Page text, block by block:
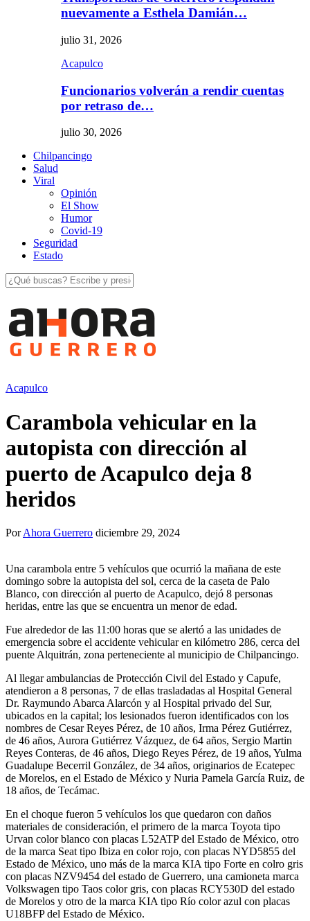
nuevamente a Esthela Damián…
julio 31, 2026
Acapulco
Funcionarios volverán a rendir cuentas
por retraso de…
julio 30, 2026
Chilpancingo
Salud
Viral
Opinión
El Show
Humor
Covid-19
Seguridad
Estado
Acapulco
Carambola vehicular en la
autopista con dirección al
puerto de Acapulco deja 8
heridos
PorAhora Guerrero diciembre 29, 2024
Una carambola entre 5 vehículos que ocurrió la mañana de este
domingo sobre la autopista del sol, cerca de la caseta de Palo
Blanco, con dirección al puerto de Acapulco, dejó 8 personas
heridas, entre las que se encuentra un menor de edad.
Fue alrededor de las 11:00 horas que se alertó a las unidades de
emergencia sobre el accidente vehicular en kilómetro 286, cerca del
puente Alquitrán, zona perteneciente al municipio de Chilpancingo.
Al llegar ambulancias de Protección Civil del Estado y Capufe,
atendieron a 8 personas, 7 de ellas trasladadas al Hospital General
Dr. Raymundo Abarca Alarcón y al Hospital privado del Sur,
ubicados en la capital; los lesionados fueron identificados con los
nombres de Cesar Reyes Pérez, de 10 años, Irma Pérez Gutiérrez,
de 46 años, Aurora Gutiérrez Vázquez, de 64 años, Sergio Martin
Reyes Conteras, de 46 años, Diego Reyes Pérez, de 19 años, Yulma
Guadalupe Becerril González, de 34 años, originarios de Ecatepec
de Morelos, en el Estado de México y Nuria Pamela García Ruiz, de
18 años, de Tecámac.
En el choque fueron 5 vehículos los que quedaron con daños
materiales de consideración, el primero de la marca Toyota tipo
Urvan color blanco con placas L52ATP del Estado de México, otro
de la marca Seat tipo Ibiza en color rojo, con placas NYD5855 del
Estado de México, uno más de la marca KIA tipo Forte en colro gris
con placas NZV9454 del estado de Guerrero, una camioneta marca
Volkswagen tipo Taos color gris, con placas RCY530D del estado
de Morelos y otro de la marca KIA tipo Río color azul con placas
U18BFP del Estado de México.